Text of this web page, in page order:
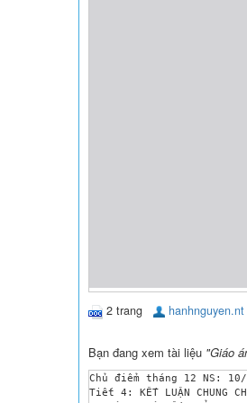
2 trang hanhnguyen.nt
Bạn đang xem tài liệu "Giáo
Chủ điểm tháng 12 NS: 10/
Tiết 4: KẾT LUẬN CHUNG